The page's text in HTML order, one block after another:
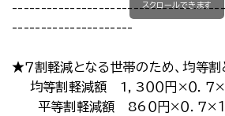
---------------------
★７割軽減となる世帯のため、均等割
均等割軽減額 1，3００円×０．７×
平等割軽減額 86０円×０．７×
スクロールできます